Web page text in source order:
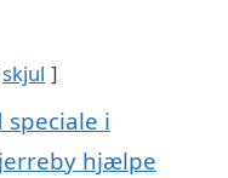
skjul
speciale i
hjælpe